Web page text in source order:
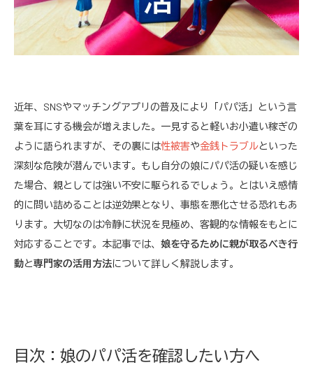
近年、SNSやマッチングアプリの普及により「パパ活」という言
葉を耳にする機会が増えました。一見すると軽いお小遣い稼ぎの
ように語られますが、その裏には性被害や金銭トラブルといった
深刻な危険が潜んでいます。もし自分の娘にパパ活の疑いを感じ
た場合、親としては強い不安に駆られるでしょう。とはいえ感情
的に問い詰めることは逆効果となり、事態を悪化させる恐れもあ
ります。大切なのは冷静に状況を見極め、客観的な情報をもとに
対応することです。本記事では、 娘を守るために親が取るべき行
動と専門家の活用方法について詳しく解説します。
目次：娘のパパ活を確認したい方へ